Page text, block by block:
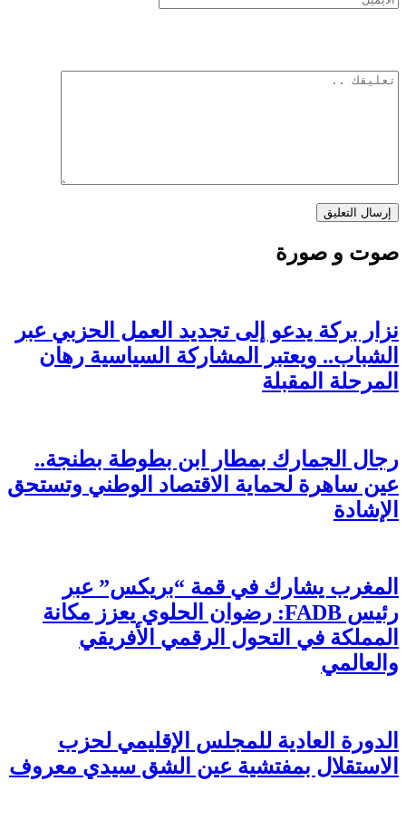
صوت و صورة
نزار بركة يدعو إلى تجديد العمل الحزبي عبر
الشباب.. ويعتبر المشاركة السياسية رهان
المرحلة المقبلة
رجال الجمارك بمطار ابن بطوطة بطنجة..
عين ساهرة لحماية الاقتصاد الوطني وتستحق
الإشادة
المغرب يشارك في قمة “بريكس” عبر
رئيس FADB: رضوان الحلوي يعزز مكانة
المملكة في التحول الرقمي الأفريقي
والعالمي
الدورة العادية للمجلس الإقليمي لحزب
الاستقلال بمفتشية عين الشق سيدي معروف